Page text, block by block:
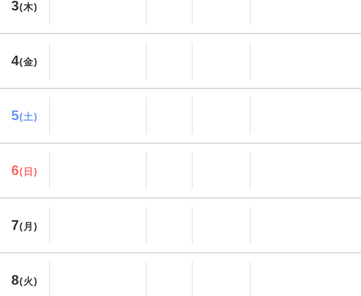
3(木)
4(金)
5(土)
6(日)
7(月)
8(火)